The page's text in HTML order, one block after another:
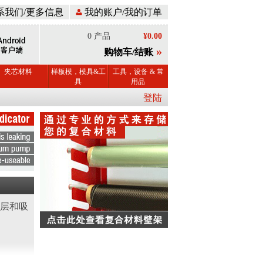
我的账户/我的订单
我们/更多信息
0 产品 ¥0.00
购物车/结账 »
夹芯材料
样板模，模具&工
具
工具，设备 & 常
用品
登陆
和吸